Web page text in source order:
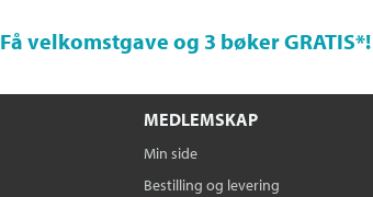
Få velkomstgave og 3 bøker GRATIS*!
MEDLEMSKAP
Min side
Bestilling og levering